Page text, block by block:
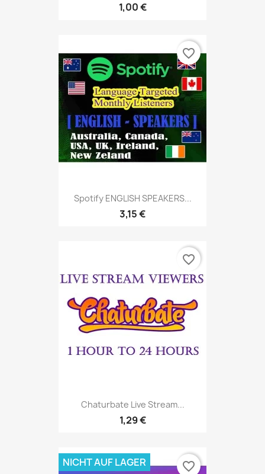
1,00 €
Spotify ENGLISH SPEAKERS...
3,15 €
favorite_border
Chaturbate Live Stream...
1,29 €
favorite_border
NICHT AUF LAGER favorite_border